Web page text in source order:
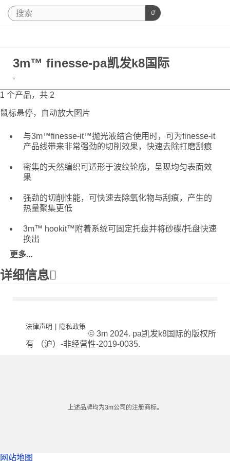
3m™ finesse-pa凯发k8国际
,
1 个产品，共 2
鼠标悬停，自动放大图片
与3m™finesse-it™抛光液结合使用时，可为finesse-it
产品线带来非常强劲的切削效果，快速去除打磨刮痕
密集的天然编织可适形于波纹轮廓，呈现均匀表面效
果
强劲的切削性能，可快速去除氧化物与刮痕，产生的
热量聚集更低
3m™ hookit™附着系统可固定托盘并将砂碟/托盘快速
换出
更多...
详细信息
法律声明 | 隐私政策
© 3m 2024. pa凯发k8国际的版权所
有 （沪）-非经营性-2019-0035.
上述品牌均为3m公司的注册商标。
网站地图